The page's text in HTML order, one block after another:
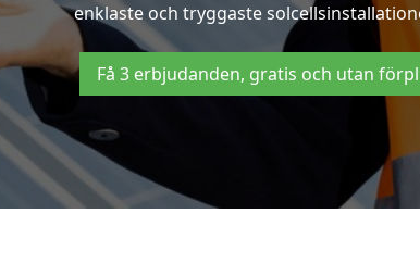
enklaste och tryggaste
Få 3 erbjudanden, gratis och utan